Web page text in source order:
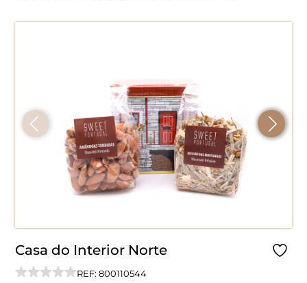
Casa do Interior Norte
REF: 800110544